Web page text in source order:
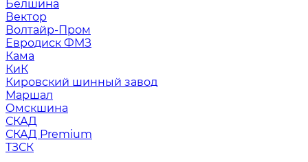
Белшина
Вектор
Волтайр-Пром
Евродиск ФМЗ
Кама
КиК
Кировский шинный завод
Маршал
Омскшина
СКАД
СКАД Premium
ТЗСК